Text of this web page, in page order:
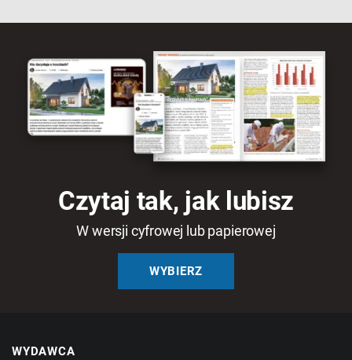
Czytaj tak, jak lubisz
W wersji cyfrowej lub papierowej
WYBIERZ
WYDAWCA